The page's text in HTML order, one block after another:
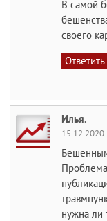
В самой
своего
Ответить
Илья.
15.12.2020
нужна ли